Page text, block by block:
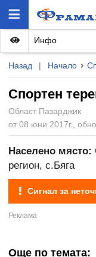
Назад | Начало
Спортен
Област Пазарджик
от 08 юни 2017г.,
Инфо
Населено място:
регион, с.Бяга
Сигнал за
Още по темата: